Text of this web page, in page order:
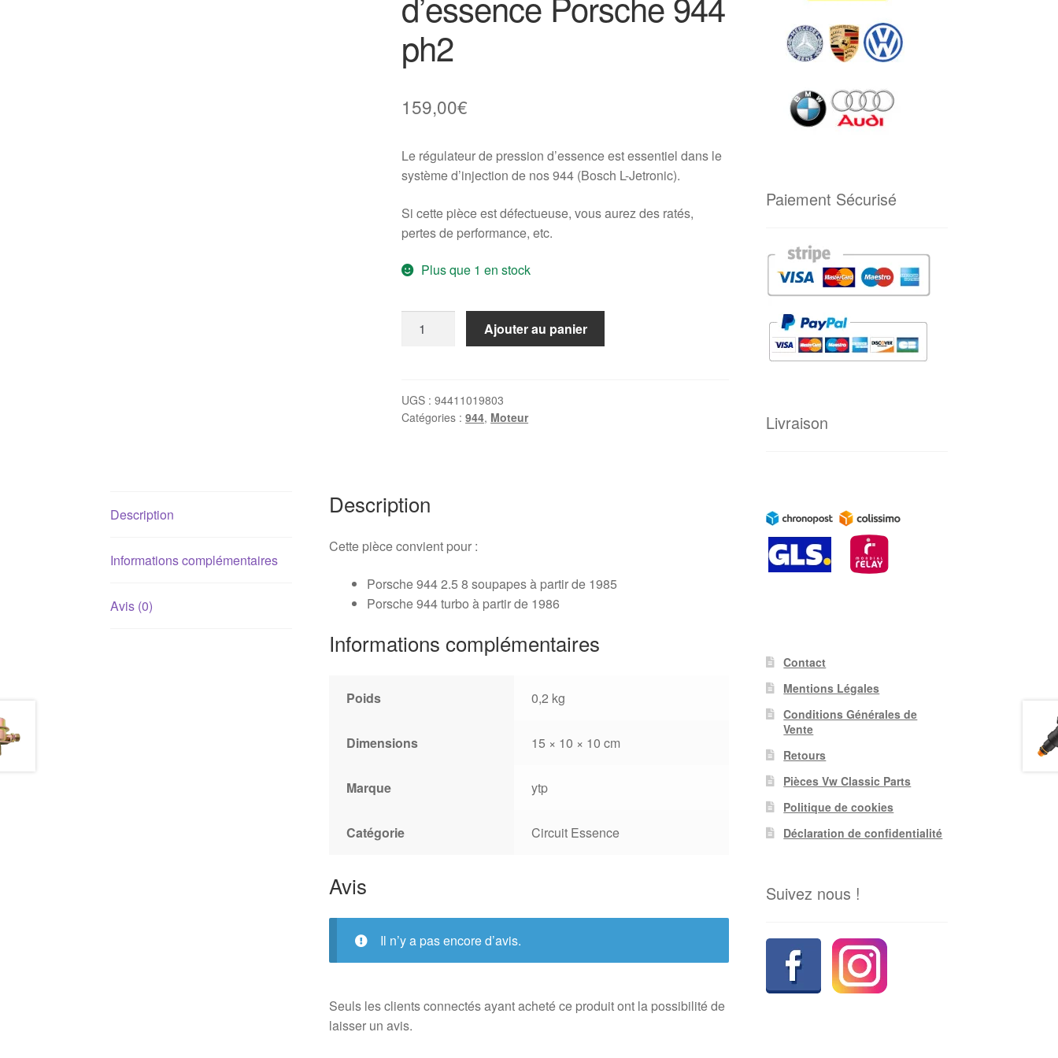
ph2
159,00€
Le régulateur de pression d’essence est essentiel dans le
système d’injection de nos 944 (Bosch L-Jetronic).
Si cette pièce est défectueuse, vous aurez des ratés,
pertes de performance, etc.
Plus que 1 en stock
pression
d'essence
Ajouter au panier
UGS :94411019803
Catégories :944, Moteur
Description
Informations complémentaires
Avis (0)
Description
Cette pièce convient pour :
Porsche 944 2.5 8 soupapes à partir de 1985
Porsche 944 turbo à partir de 1986
Informations complémentaires
Poids 0,2 kg
Dimensions 15 × 10 × 10 cm
Marque ytp
Catégorie Circuit Essence
Avis
Il n’y a pas encore d’avis.
Seuls les clients connectés ayant acheté ce produit ont la possibilité de
laisser un avis.
Paiement Sécurisé
Livraison
Contact
Mentions Légales
Conditions Générales de
Vente
Retours
Pièces Vw Classic Parts
Politique de cookies
Déclaration de confidentialité
Suivez nous !